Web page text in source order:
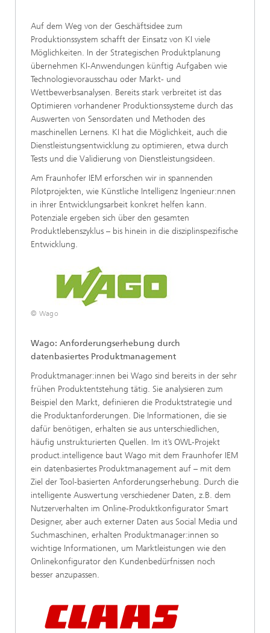
Auf dem Weg von der Geschäftsidee zum
Produktionssystem schafft der Einsatz von KI viele
Möglichkeiten. In der Strategischen Produktplanung
übernehmen KI-Anwendungen künftig Aufgaben wie
Technologievorausschau oder Markt- und
Wettbewerbsanalysen. Bereits stark verbreitet ist das
Optimieren vorhandener Produktionssysteme durch das
Auswerten von Sensordaten und Methoden des
maschinellen Lernens. KI hat die Möglichkeit, auch die
Dienstleistungsentwicklung zu optimieren, etwa durch
Tests und die Validierung von Dienstleistungsideen.
Am Fraunhofer IEM erforschen wir in spannenden
Pilotprojekten, wie Künstliche Intelligenz Ingenieur:nnen
in ihrer Entwicklungsarbeit konkret helfen kann.
Potenziale ergeben sich über den gesamten
Produktlebenszyklus – bis hinein in die disziplinspezifische
Entwicklung.
© Wago
Wago: Anforderungserhebung durch
datenbasiertes Produktmanagement
Produktmanager:innen bei Wago sind bereits in der sehr
frühen Produktentstehung tätig. Sie analysieren zum
Beispiel den Markt, definieren die Produktstrategie und
die Produktanforderungen. Die Informationen, die sie
dafür benötigen, erhalten sie aus unterschiedlichen,
häufig unstrukturierten Quellen. Im it’s OWL-Projekt
product.intelligence baut Wago mit dem Fraunhofer IEM
ein datenbasiertes Produktmanagement auf – mit dem
Ziel der Tool-basierten Anforderungserhebung. Durch die
intelligente Auswertung verschiedener Daten, z.B. dem
Nutzerverhalten im Online-Produktkonfigurator Smart
Designer, aber auch externer Daten aus Social Media und
Suchmaschinen, erhalten Produktmanager:innen so
wichtige Informationen, um Marktleistungen wie den
Onlinekonfigurator den Kundenbedürfnissen noch
besser anzupassen.